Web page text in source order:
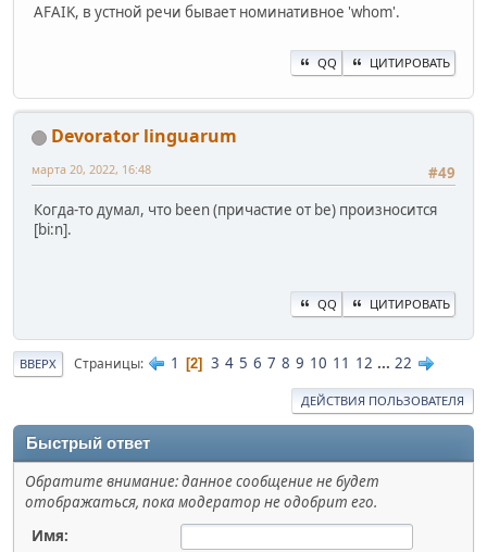
AFAIK, в устной речи бывает номинативное 'whom'.
QQ ЦИТИРОВАТЬ
Devorator linguarum
#49
марта 20, 2022, 16:48
Когда-то думал, что been (причастие от be) произносится
[bi:n].
QQ ЦИТИРОВАТЬ
ВВЕРХ Страницы 1 2 3 4 5 6 7 8 9 10 11 12 ... 22
ДЕЙСТВИЯ ПОЛЬЗОВАТЕЛЯ
Быстрый ответ
Обратите внимание: данное сообщение не будет
отображаться, пока модератор не одобрит его.
Имя: